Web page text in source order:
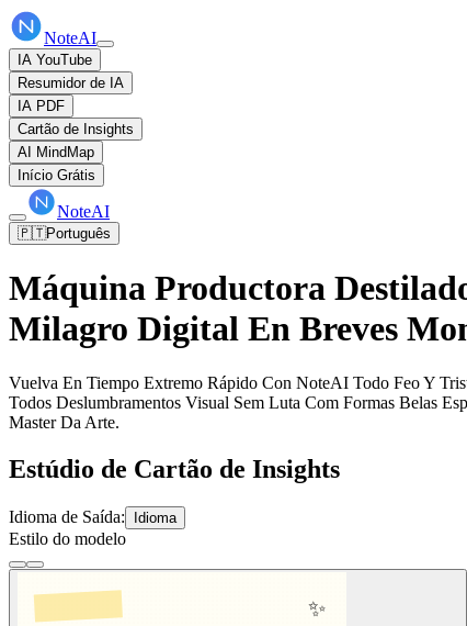
NoteAI
IA YouTube
Resumidor de IA
IA PDF
Cartão de Insights
AI MindMap
Início Grátis
NoteAI
🇵🇹Português
Máquina Productora
Milagro Digital En Breves
Vuelva En Tiempo Extremo Rápido Con NoteAI Todo Feo Y
Todos Deslumbramentos Visual Sem Luta Com Formas Belas
Master Da Arte.
Estúdio de Cartão de Insights
Idioma de Saída: Idioma
Estilo do modelo